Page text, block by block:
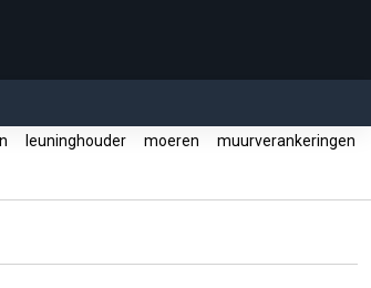
leuninghouder moeren
muurverankeringen